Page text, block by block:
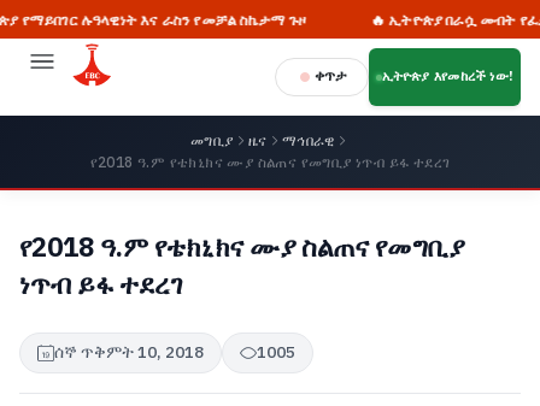
ሉዓላዊነት እና ራስን የመቻል ስኬታማ ጉዞ 🔥 ኢትዮጵያ በራሷ መብት የፈቃድ
ቀጥታ ኢትዮጵያ እየመከረች ነው!
መግቢያ ዜና
ማኅበራዊ
የ2018 ዓ.ም የቴክኒክና ሙያ ስልጠና የመግቢያ ነጥብ ይፋ ተደረገ
የ2018 ዓ.ም የቴክኒክና ሙያ ስልጠና የመግቢያ
ነጥብ ይፋ ተደረገ
ሰኞ ጥቅምት 10, 2018 1005